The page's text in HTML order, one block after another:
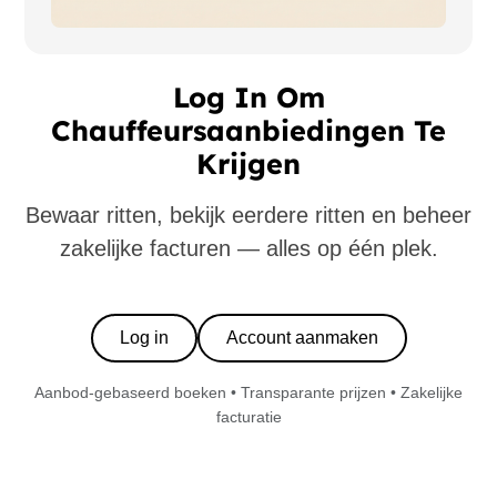
Log In Om
Chauffeursaanbiedingen Te
Krijgen
Bewaar ritten, bekijk eerdere ritten en beheer
zakelijke facturen — alles op één plek.
Log in Account aanmaken
Aanbod-gebaseerd boeken • Transparante prijzen • Zakelijke
facturatie